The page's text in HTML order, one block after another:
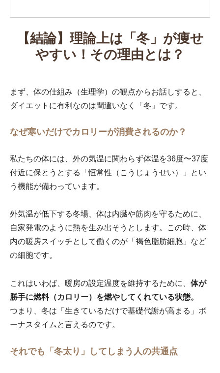
【結論】理論上は「冬」が痩せ
やすい！その理由とは？
まず、体の仕組み（生理学）の観点からお話しすると、
ダイエットに有利なのは間違いなく「冬」です。
なぜ寒いだけでカロリーが消費されるのか？
私たちの体には、外の気温に関わらず体温を36度〜37度
付近に保とうとする「恒常性（こうじょうせい）」とい
う機能が備わっています。
外気温が低下する冬場、体は内臓や筋肉を守るために、
自家発電のように熱を生み出そうとします。この時、体
内の暖房スイッチとして働くのが「褐色脂肪細胞」など
の細胞です。
これはいわば、暖房の設定温度を維持するために、 体が
勝手に燃料（カロリー）を燃やしてくれている状態。
つまり、冬は「生きているだけで基礎代謝が高まる」ボ
ーナスタイムと言えるのです。
それでも「冬太り」してしまう人の共通点